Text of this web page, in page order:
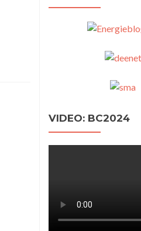
VIDEO: BC2024